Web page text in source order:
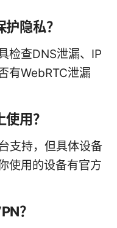
隐私？
检查DNS泄漏、IP
有WebRTC泄漏
用？
支持，但具体设备
使用的设备有官方
？